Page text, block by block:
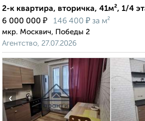
2-к квартира, вторичка, 41м², 1/4
6 000 000 ₽ 146 400 ₽ за м²
мкр. Москвич, Победы 2
Агентство, 27.07.2026
‹